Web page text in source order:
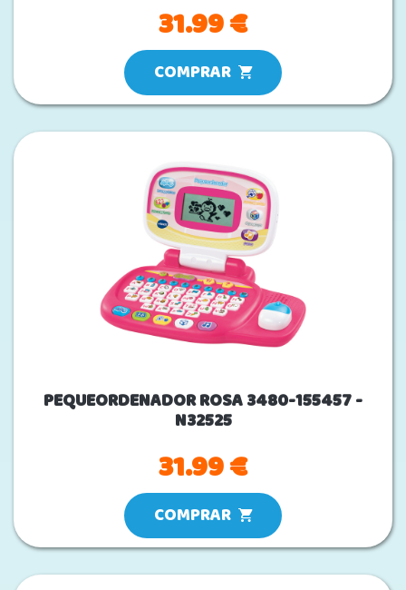
31.99 €
COMPRAR
PEQUEORDENADOR ROSA 3480-155457 -
N32525
31.99 €
COMPRAR